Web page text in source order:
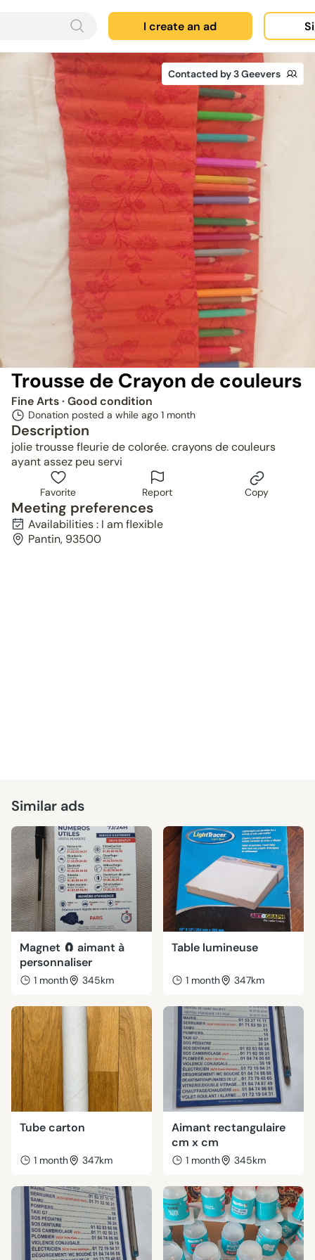
I create an ad
Contacted by 3 Geevers
Trousse de Crayon de couleurs
Fine Arts· Good condition
Donation posted a while ago 1 month
Description
jolie trousse fleurie de colorée. crayons de couleurs
ayant assez peu servi
Favorite Report Copy
Meeting preferences
Availabilities : I am flexible
Pantin, 93500
Similar ads
Magnet 🧲 aimant à
personnaliser
1 month 345km
Table lumineuse
1 month 347km
Tube carton
1 month 347km
Aimant rectangulaire
cm x cm
1 month 345km